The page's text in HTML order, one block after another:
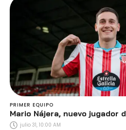
PRIMER EQUIPO
Mario Nájera, nuevo jugador
julio 31, 10:00 AM